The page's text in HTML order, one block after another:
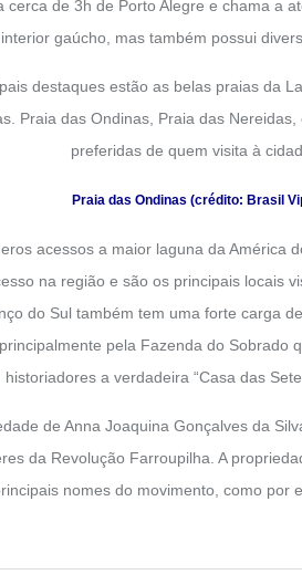
cerca de 3h de Porto Alegre e chama a
gaúcho, mas também possui
destaques estão as belas praias da
Praia das Ondinas, Praia das
preferidas de quem visita à
Praia das Ondinas (crédito: Brasil
acessos a maior laguna da América
na região e são os principais locais
do Sul também tem uma forte carga
pela Fazenda do Sobrado
historiadores a verdadeira “Casa das
de Anna Joaquina Gonçalves da
da Revolução Farroupilha. A
nomes do movimento, como por